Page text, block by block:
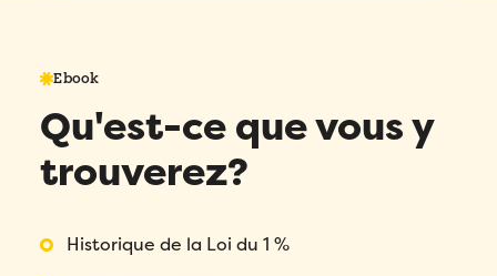
Ebook
Qu'est-ce que vous y
trouverez?
Historique de la Loi du 1 %